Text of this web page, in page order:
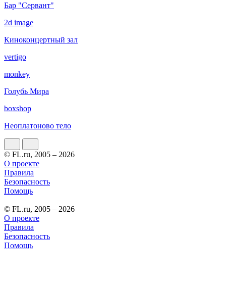
Бар "Сервант"
2d image
Киноконцертный зал
vertigo
monkey
Голубь Мира
boxshop
Неоплатоново тело
© FL.ru, 2005 – 2026
О проекте
Правила
Безопасность
Помощь
© FL.ru, 2005 – 2026
О проекте
Правила
Безопасность
Помощь